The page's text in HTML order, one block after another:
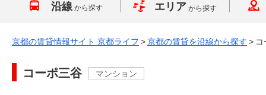
沿線 から探す エリア から探す
京都の賃貸情報サイト 京都ライフ >京都の賃貸を沿線から探す >
コーポ三谷 マンション